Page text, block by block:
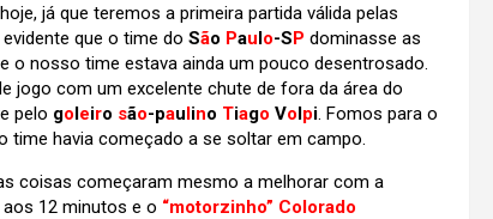
já que teremos a primeira partida válida pelas
que o time do São Paulo-SP dominasse as
o nosso time estava ainda um pouco desentrosado.
jogo com um excelente chute de fora da área do
pelo goleiro são-paulino Tiago Volpi . Fomos para o
havia começado a se soltar em campo.
coisas começaram mesmo a melhorar com a
aos 12 minutos e o “motorzinho” Colorado